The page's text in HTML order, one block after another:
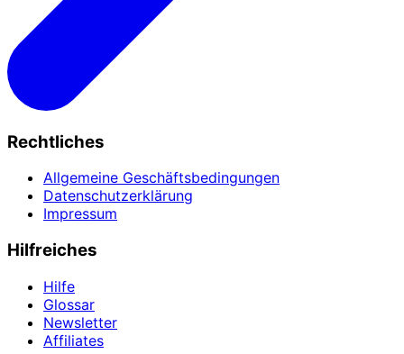
Rechtliches
Allgemeine Geschäftsbedingungen
Datenschutzerklärung
Impressum
Hilfreiches
Hilfe
Glossar
Newsletter
Affiliates